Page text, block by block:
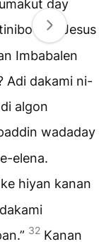
day
dah Jesus
Imbabalen
Adi dakami ni-
algon
wadaday
elena.
hiyan kanan
32 Kanan